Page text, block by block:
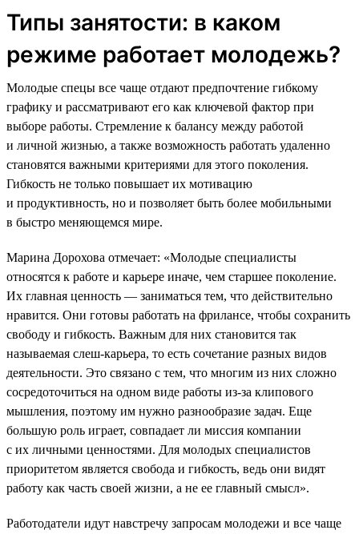
Типы занятости: в каком
режиме работает молодежь?
Молодые спецы все чаще отдают предпочтение гибкому
графику и рассматривают его как ключевой фактор при
выборе работы. Стремление к балансу между работой
и личной жизнью, а также возможность работать удаленно
становятся важными критериями для этого поколения.
Гибкость не только повышает их мотивацию
и продуктивность, но и позволяет быть более мобильными
в быстро меняющемся мире.
Марина Дорохова отмечает: «Молодые специалисты
относятся к работе и карьере иначе, чем старшее поколение.
Их главная ценность — заниматься тем, что действительно
нравится. Они готовы работать на фрилансе, чтобы сохранить
свободу и гибкость. Важным для них становится так
называемая слеш-карьера, то есть сочетание разных видов
деятельности. Это связано с тем, что многим из них сложно
сосредоточиться на одном виде работы из-за клипового
мышления, поэтому им нужно разнообразие задач. Еще
большую роль играет, совпадает ли миссия компании
с их личными ценностями. Для молодых специалистов
приоритетом является свобода и гибкость, ведь они видят
работу как часть своей жизни, а не ее главный смысл».
Работодатели идут навстречу запросам молодежи и все чаще